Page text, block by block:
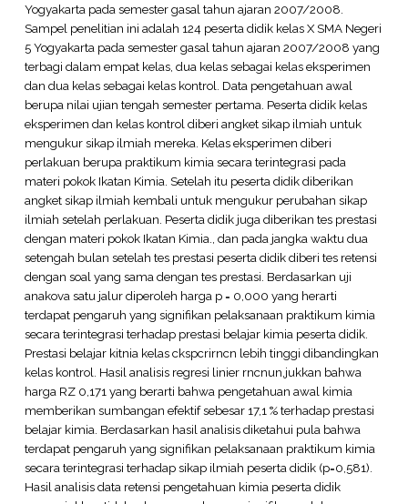
Yogyakarta pada semester gasal tahun ajaran 2007/2008.
Sampel penelitian ini adalah 124 peserta didik kelas X SMA Negeri
5 Yogyakarta pada semester gasal tahun ajaran 2007/2008 yang
terbagi dalam empat kelas, dua kelas sebagai kelas eksperimen
dan dua kelas sebagai kelas kontrol. Data pengetahuan awal
berupa nilai ujian tengah semester pertama. Peserta didik kelas
eksperimen dan kelas kontrol diberi angket sikap ilmiah untuk
mengukur sikap ilmiah mereka. Kelas eksperimen diberi
perlakuan berupa praktikum kimia secara terintegrasi pada
materi pokok Ikatan Kimia. Setelah itu peserta didik diberikan
angket sikap ilmiah kembali untuk mengukur perubahan sikap
ilmiah setelah perlakuan. Peserta didik juga diberikan tes prestasi
dengan materi pokok Ikatan Kimia., dan pada jangka waktu dua
setengah bulan setelah tes prestasi peserta didik diberi tes retensi
dengan soal yang sama dengan tes prestasi. Berdasarkan uji
anakova satu jalur diperoleh harga p = 0,000 yang herarti
terdapat pengaruh yang signifikan pelaksanaan praktikum kimia
secara terintegrasi terhadap prestasi belajar kimia peserta didik.
Prestasi belajar kitnia kelas ckspcrirncn lebih tinggi dibandingkan
kelas kontrol. Hasil analisis regresi linier rncnun,jukkan bahwa
harga RZ 0,171 yang berarti bahwa pengetahuan awal kimia
memberikan sumbangan efektif sebesar 17,1 % terhadap prestasi
belajar kimia. Berdasarkan hasil analisis diketahui pula bahwa
terdapat pengaruh yang signifikan pelaksanaan praktikum kimia
secara terintegrasi terhadap sikap ilmiah peserta didik (p=0,581).
Hasil analisis data retensi pengetahuan kimia peserta didik